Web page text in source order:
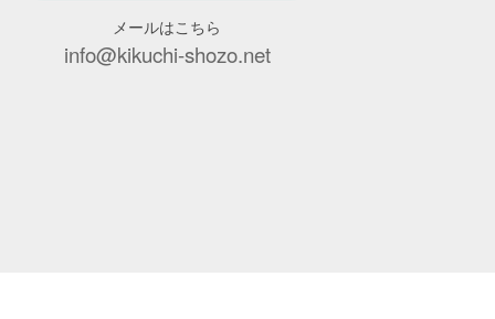
メールはこちら
info@kikuchi-shozo.net